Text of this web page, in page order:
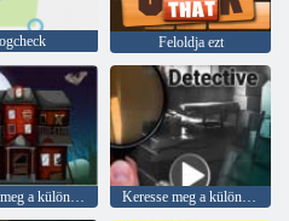
Feloldja ezt
Keresse meg a különbséget Halloween Keresse meg a különbség nyomozót